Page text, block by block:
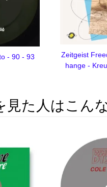
- 90 - 93
Zeitgeist
hange -
見た人はこん